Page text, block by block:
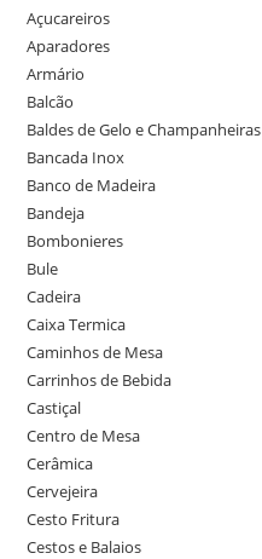
Açucareiros
Aparadores
Armário
Balcão
Baldes de Gelo e Champanheiras
Bancada Inox
Banco de Madeira
Bandeja
Bombonieres
Bule
Cadeira
Caixa Termica
Caminhos de Mesa
Carrinhos de Bebida
Castiçal
Centro de Mesa
Cerâmica
Cervejeira
Cesto Fritura
Cestos e Balaios